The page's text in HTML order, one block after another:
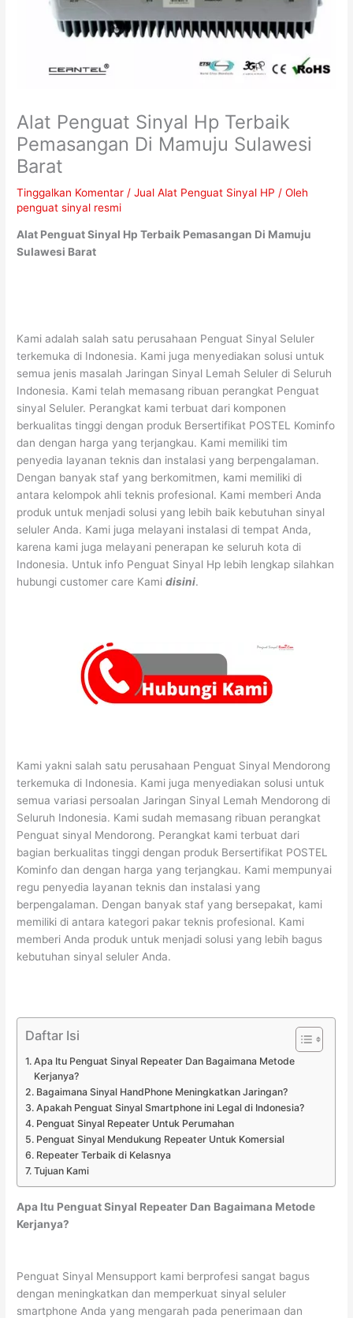
Alat Penguat Sinyal Hp Terbaik
Pemasangan Di Mamuju Sulawesi
Barat
Tinggalkan Komentar /Jual Alat Penguat Sinyal HP / Oleh
penguat sinyal resmi
Alat Penguat Sinyal Hp Terbaik Pemasangan Di Mamuju
Sulawesi Barat
Kami adalah salah satu perusahaan Penguat Sinyal Seluler
terkemuka di Indonesia. Kami juga menyediakan solusi untuk
semua jenis masalah Jaringan Sinyal Lemah Seluler di Seluruh
Indonesia. Kami telah memasang ribuan perangkat Penguat
sinyal Seluler. Perangkat kami terbuat dari komponen
berkualitas tinggi dengan produk Bersertifikat POSTEL Kominfo
dan dengan harga yang terjangkau. Kami memiliki tim
penyedia layanan teknis dan instalasi yang berpengalaman.
Dengan banyak staf yang berkomitmen, kami memiliki di
antara kelompok ahli teknis profesional. Kami memberi Anda
produk untuk menjadi solusi yang lebih baik kebutuhan sinyal
seluler Anda. Kami juga melayani instalasi di tempat Anda,
karena kami juga melayani penerapan ke seluruh kota di
Indonesia. Untuk info Penguat Sinyal Hp lebih lengkap silahkan
hubungi customer care Kamidisini.
Kami yakni salah satu perusahaan Penguat Sinyal Mendorong
terkemuka di Indonesia. Kami juga menyediakan solusi untuk
semua variasi persoalan Jaringan Sinyal Lemah Mendorong di
Seluruh Indonesia. Kami sudah memasang ribuan perangkat
Penguat sinyal Mendorong. Perangkat kami terbuat dari
bagian berkualitas tinggi dengan produk Bersertifikat POSTEL
Kominfo dan dengan harga yang terjangkau. Kami mempunyai
regu penyedia layanan teknis dan instalasi yang
berpengalaman. Dengan banyak staf yang bersepakat, kami
memiliki di antara kategori pakar teknis profesional. Kami
memberi Anda produk untuk menjadi solusi yang lebih bagus
kebutuhan sinyal seluler Anda.
Daftar Isi
Apa Itu Penguat Sinyal Repeater Dan Bagaimana Metode
Kerjanya?
Bagaimana Sinyal HandPhone Meningkatkan Jaringan?
Apakah Penguat Sinyal Smartphone ini Legal di Indonesia?
Penguat Sinyal Repeater Untuk Perumahan
Penguat Sinyal Mendukung Repeater Untuk Komersial
Repeater Terbaik di Kelasnya
Tujuan Kami
Apa Itu Penguat Sinyal Repeater Dan Bagaimana Metode
Kerjanya?
Penguat Sinyal Mensupport kami berprofesi sangat bagus
dengan meningkatkan dan memperkuat sinyal seluler
smartphone Anda yang mengarah pada penerimaan dan